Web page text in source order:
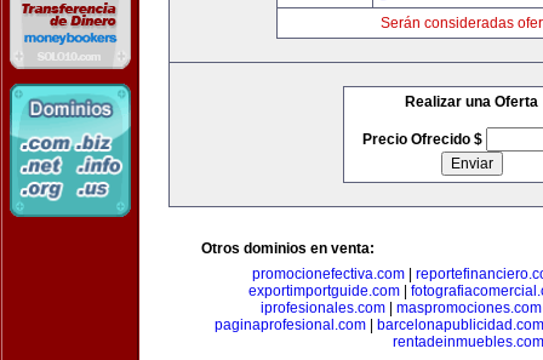
Serán consideradas
Realizar una Oferta
Precio Ofrecido $
Otros dominios en venta:
promocionefectiva.com
exportimportguide.com
iprofesionales.com
maspromociones.com
paginaprofesional.com|
barcelonapublicidad.com
rentadeinmuebles.com